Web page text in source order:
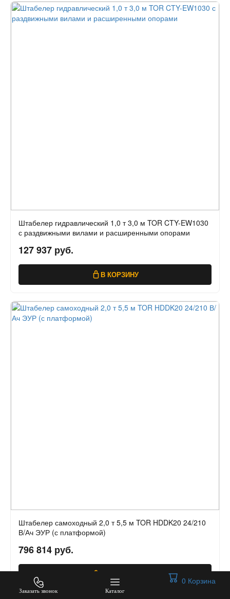
Заказать звонок Каталог
0 Корзина
Штабелер гидравлический 1,0 т 3,0 м TOR CTY-EW1030
с раздвижными вилами и расширенными опорами
127 937 руб.
В КОРЗИНУ
Штабелер самоходный 2,0 т 5,5 м TOR HDDK20 24/210
В/Ач ЭУР (с платформой)
796 814 руб.